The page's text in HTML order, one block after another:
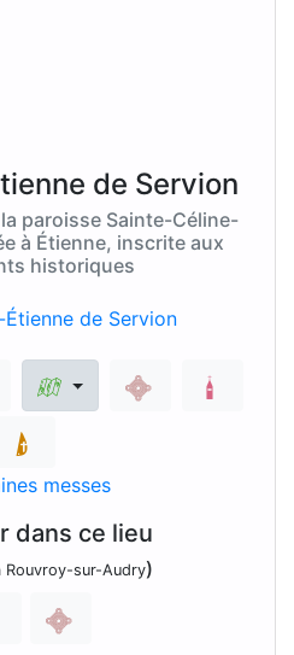
de Servion
paroisse Sainte-Céline-
à Étienne, inscrite aux
historiques
messes
dans ce lieu
Rouvroy-sur-Audry)